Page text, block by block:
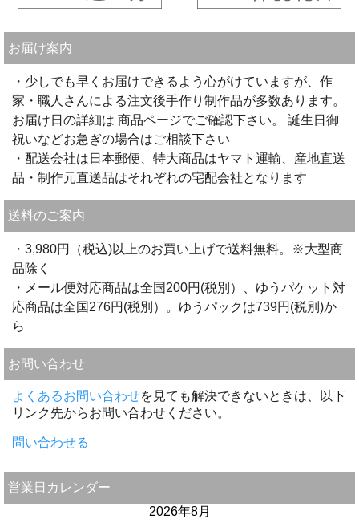
お届け案内
・少しでも早くお届けできるよう心がけていますが、作
家・職人さんによる注文後手作り制作品が多数あります。
お届け日の詳細は 商品ページでご確認下さい。 誕生日御
祝いなどお急ぎの場合はご相談下さい
・配送会社は日本郵便、特大商品はヤマト運輸、産地直送
品・制作元直送品はそれぞれの宅配会社となります
送料のご案内
・3,980円（税込)以上のお買い上げで送料無料。※大型商
品除く
・メール便対応商品は全国200円(税別）、ゆうパケット対
応商品は全国276円(税別）。ゆうパックは739円(税別)か
ら
お問い合わせ
よくあるお問い合わせを見ても解決できないときは、以下
リンク先からお問い合わせください。
問い合わせる
営業日カレンダー
2026年8月